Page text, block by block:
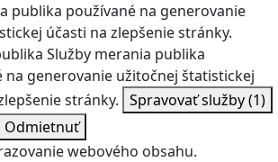
publika používané na generovanie
účasti na zlepšenie stránky.
Služby merania publika
na generovanie užitočnej štatistickej
stránky. Spravovať služby(1)
Odmietnuť
webového obsahu.